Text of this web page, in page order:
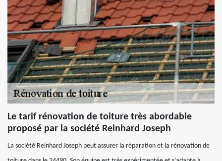
Le tarif rénovation de toiture très abordable
proposé par la société Reinhard Joseph
La société Reinhard Joseph peut assurer la réparation et la rénovation de